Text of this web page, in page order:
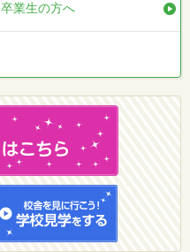
卒業生の方へ